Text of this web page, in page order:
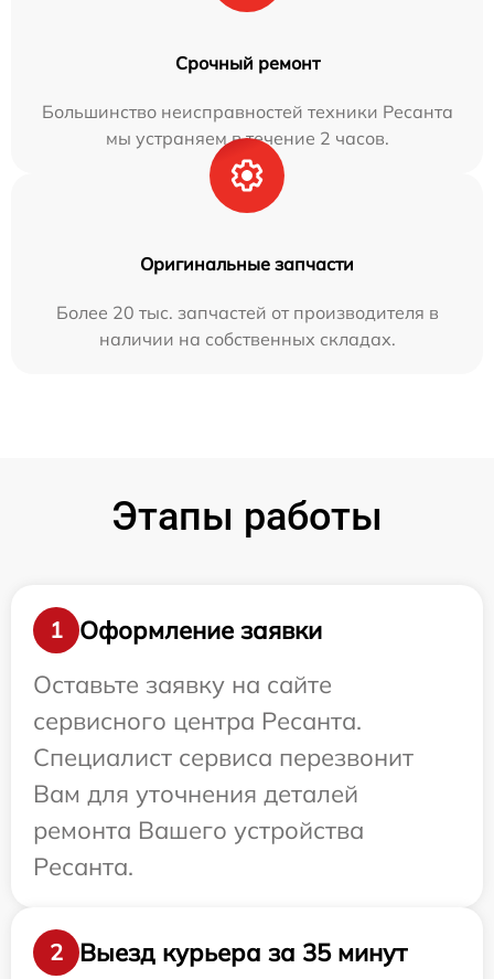
Срочный ремонт
Большинство неисправностей техники Ресанта
мы устраняем в течение 2 часов.
Оригинальные запчасти
Более 20 тыс. запчастей от производителя в
наличии на собственных складах.
Этапы работы
1
Оформление заявки
Оставьте заявку на сайте
сервисного центра Ресанта.
Специалист сервиса перезвонит
Вам для уточнения деталей
ремонта Вашего устройства
Ресанта.
2 Выезд курьера за 35 минут